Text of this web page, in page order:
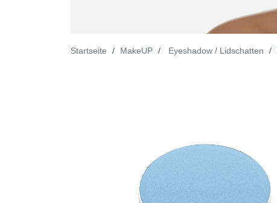
Startseite MakeUP Eyeshadow / Lidschatten